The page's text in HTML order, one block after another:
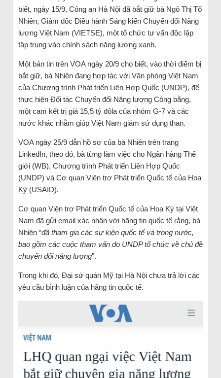
biết, ngày 15/9, Công an Hà Nội đã bắt giữ bà Ngô Thị Tố
Nhiên, Giám đốc Điều hành Sáng kiến Chuyển đổi Năng
lượng Việt Nam (VIETSE), một tổ chức tư vấn độc lập
tập trung vào chính sách năng lượng xanh.
Một bản tin trên VOA ngày 20/9 cho biết, vào thời điểm bị
bắt giữ, bà Nhiên đang hợp tác với Văn phòng Việt Nam
của Chương trình Phát triển Liên Hợp Quốc (UNDP), để
thực hiện Đối tác Chuyển đổi Năng lượng Công bằng,
một cam kết trị giá 15,5 tỷ đôla của nhóm G-7 và các
nước khác nhằm giúp Việt Nam giảm sử dụng than.
VOA ngày 25/9 dẫn hồ sơ của bà Nhiên trên trang
LinkedIn, theo đó, bà từng làm việc cho Ngân hàng Thế
giới (WB), Chương trình Phát triển Liên Hợp Quốc
(UNDP) và Cơ quan Viện trợ Phát triển Quốc tế của Hoa
Kỳ (USAID).
Cơ quan Viện trợ Phát triển Quốc tế của Hoa Kỳ tại Việt
Nam đã gửi email xác nhận với hãng tin quốc tế rằng, bà
Nhiên “đã tham gia các sự kiện quốc tế và trong nước,
bao gồm các cuộc tham vấn do UNDP tổ chức về chủ đề
chuyển đổi năng lượng”.
Trong khi đó, Đại sứ quán Mỹ tại Hà Nội chưa trả lời các
yêu cầu bình luận của hãng tin quốc tế.